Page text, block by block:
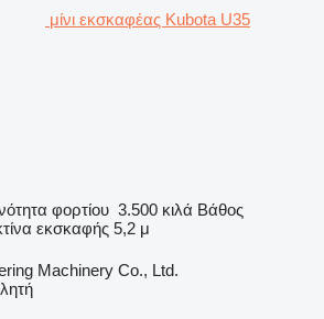
μίνι εκσκαφέας Kubota U35
φορτίου 3.500 κιλά Βάθος
εκσκαφής 5,2 μ
Machinery Co., Ltd.